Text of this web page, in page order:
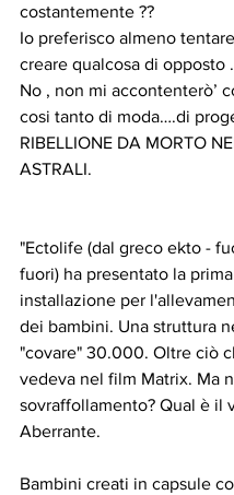
costantemente ??
Io preferisco almeno
creare qualcosa di opposto .
No , non mi accontenterò’
cosi tanto di moda….di
RIBELLIONE DA MORTO
ASTRALI.
"Ectolife (dal greco ekto -
fuori) ha presentato la prima
installazione per
dei bambini. Una struttura
"covare" 30.000. Oltre ciò
vedeva nel film Matrix. Ma
sovraffollamento? Qual è il
Aberrante.
Bambini creati in capsule